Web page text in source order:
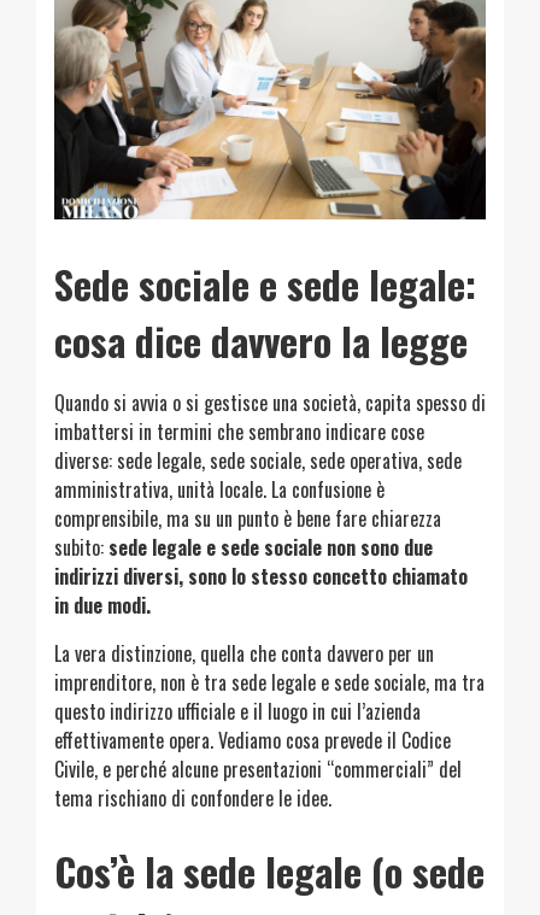
Sede sociale e sede legale:
cosa dice davvero la legge
Quando si avvia o si gestisce una società, capita spesso di
imbattersi in termini che sembrano indicare cose
diverse: sede legale, sede sociale, sede operativa, sede
amministrativa, unità locale. La confusione è
comprensibile, ma su un punto è bene fare chiarezza
subito: sede legale e sede sociale non sono due
indirizzi diversi, sono lo stesso concetto chiamato
in due modi.
La vera distinzione, quella che conta davvero per un
imprenditore, non è tra sede legale e sede sociale, ma tra
questo indirizzo ufficiale e il luogo in cui l’azienda
effettivamente opera. Vediamo cosa prevede il Codice
Civile, e perché alcune presentazioni “commerciali” del
tema rischiano di confondere le idee.
Cos’è la sede legale (o sede